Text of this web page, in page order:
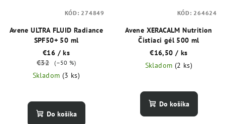
Avene ULTRA FLUID Radiance
SPF50+ 50 ml
€16 / ks
€32
(–50 %)
Skladom (3 ks)
Do košíka
KÓD: 274849
Avene XERACALM Nutrition
Čistiaci gél 500 ml
€16,50/ ks
Skladom (2 ks)
Do košíka
KÓD: 264624